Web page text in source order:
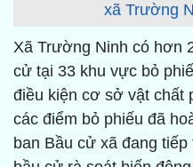
xã Trường
Xã Trường Ninh có hơn
cử tại 33 khu vực bỏ
điều kiện cơ sở vật chất
các điểm bỏ phiếu đã
ban Bầu cử xã đang